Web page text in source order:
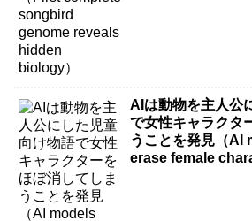
AIは動物を主人公
で女性キャラクタ
うことを発見（AI
erase female